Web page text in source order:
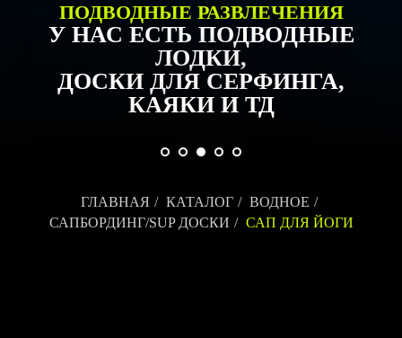
КУПИТЬ ВОДНЫЕ СПОРТ
АТРИБУТЫ ДЛЯ
СЕРФИНГА,
ВЕЙКБОРДИНГА,
ВИНДСЕРФИНГА И ТД
ГЛАВНАЯ / КАТАЛОГ / ВОДНОЕ /
САПБОРДИНГ/SUP ДОСКИ / САП ДЛЯ ЙОГИ